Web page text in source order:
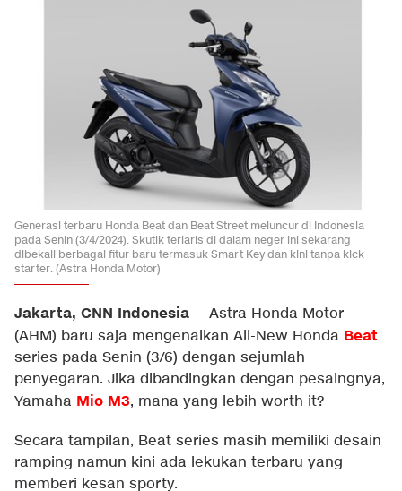
Generasi terbaru Honda Beat dan Beat Street meluncur di Indonesia
pada Senin (3/4/2024). Skutik terlaris di dalam neger ini sekarang
dibekali berbagai fitur baru termasuk Smart Key dan kini tanpa kick
starter. (Astra Honda Motor)
Jakarta, CNN Indonesia -- Astra Honda Motor
(AHM) baru saja mengenalkan All-New Honda Beat
series pada Senin (3/6) dengan sejumlah
penyegaran. Jika dibandingkan dengan pesaingnya,
Yamaha Mio M3, mana yang lebih worth it?
Secara tampilan, Beat series masih memiliki desain
ramping namun kini ada lekukan terbaru yang
memberi kesan sporty.